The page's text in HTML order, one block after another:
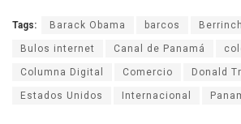
Tags: Barack Obama barcos
Bulos internet Canal de Panamá
Columna Digital Comercio Donald
Estados Unidos Internacional